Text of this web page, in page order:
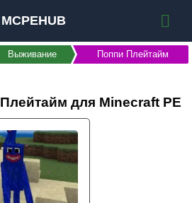
MCPEHUB
Выживание Поппи Плейтайм
для Minecraft PE